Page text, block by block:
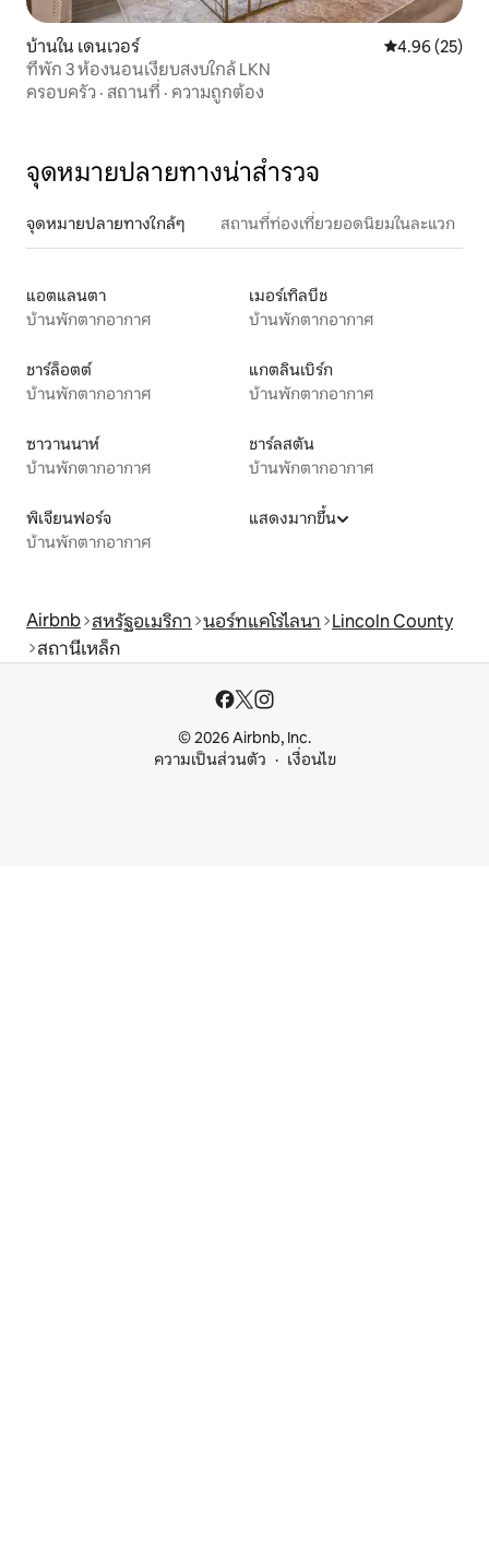
บ้านใน เดนเวอร์ คะแนนเฉลี่ย
4.96 (25)
ที่พัก 3 ห้องนอนเงียบสงบใกล้ LKN
ครอบครัว · สถานที่ · ความถูกต้อง
จุดหมายปลายทางน่าสำรวจ
จุดหมายปลายทางใกล้ๆ สถานที่ท่องเที่ยวยอดนิยมในละแวก
แอตแลนตา
บ้านพักตากอากาศ
เมอร์เทิลบีช
บ้านพักตากอากาศ
ชาร์ล็อตต์
บ้านพักตากอากาศ
แกตลินเบิร์ก
บ้านพักตากอากาศ
ซาวานนาห์
บ้านพักตากอากาศ
ชาร์ลสตัน
บ้านพักตากอากาศ
พิเจียนฟอร์จ
บ้านพักตากอากาศ
แสดงมากขึ้น
Airbnb สหรัฐอเมริกา นอร์ทแคโรไลนา Lincoln County
สถานีเหล็ก
© 2026 Airbnb, Inc.
ความเป็นส่วนตัว
เงื่อนไข